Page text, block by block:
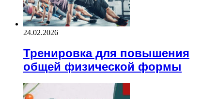
24.02.2026
Тренировка для повышения
общей физической формы